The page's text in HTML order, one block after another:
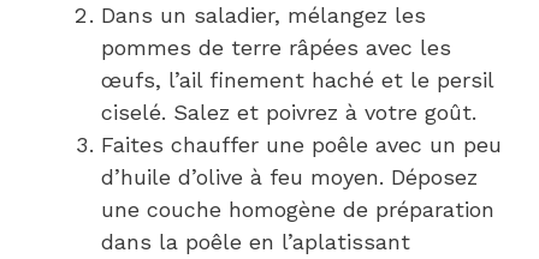
Dans un saladier, mélangez les
pommes de terre râpées avec les
œufs, l’ail finement haché et le persil
ciselé. Salez et poivrez à votre goût.
Faites chauffer une poêle avec un peu
d’huile d’olive à feu moyen. Déposez
une couche homogène de préparation
dans la poêle en l’aplatissant